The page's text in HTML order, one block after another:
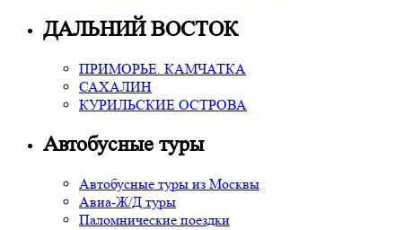
ДАЛЬНИЙ ВОСТОК
ПРИМОРЬЕ. КАМЧАТКА
САХАЛИН
КУРИЛЬСКИЕ ОСТРОВА
Автобусные туры
Автобусные туры из Москвы
Авиа-Ж/Д туры
Паломнические поездки